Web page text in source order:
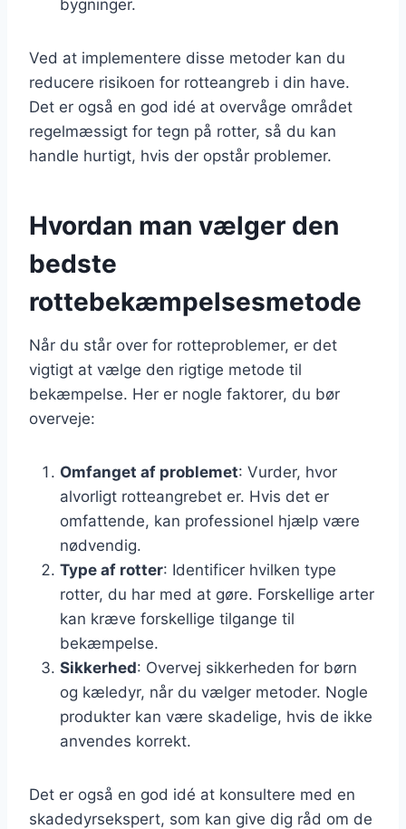
bygninger.
Ved at implementere disse metoder kan du
reducere risikoen for rotteangreb i din have.
Det er også en god idé at overvåge området
regelmæssigt for tegn på rotter, så du kan
handle hurtigt, hvis der opstår problemer.
Hvordan man vælger den
bedste
rottebekæmpelsesmetode
Når du står over for rotteproblemer, er det
vigtigt at vælge den rigtige metode til
bekæmpelse. Her er nogle faktorer, du bør
overveje:
Omfanget af problemet: Vurder, hvor
alvorligt rotteangrebet er. Hvis det er
omfattende, kan professionel hjælp være
nødvendig.
Type af rotter: Identificer hvilken type
rotter, du har med at gøre. Forskellige arter
kan kræve forskellige tilgange til
bekæmpelse.
Sikkerhed: Overvej sikkerheden for børn
og kæledyr, når du vælger metoder. Nogle
produkter kan være skadelige, hvis de ikke
anvendes korrekt.
Det er også en god idé at konsultere med en
skadedyrsekspert, som kan give dig råd om de